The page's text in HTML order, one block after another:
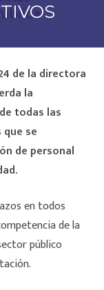
de la directora
la
todas las
se
de personal
en todos
de la
público